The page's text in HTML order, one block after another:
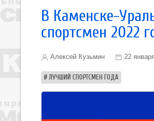
В Каменске-
спортсмен 2022
Алексей Кузьмин 22
ЛУЧШИЙ СПОРТСМЕН ГОДА